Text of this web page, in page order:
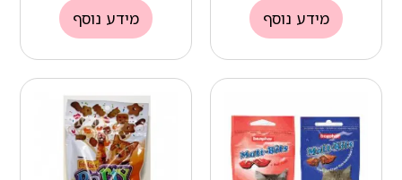
מידע נוסף מידע נוסף